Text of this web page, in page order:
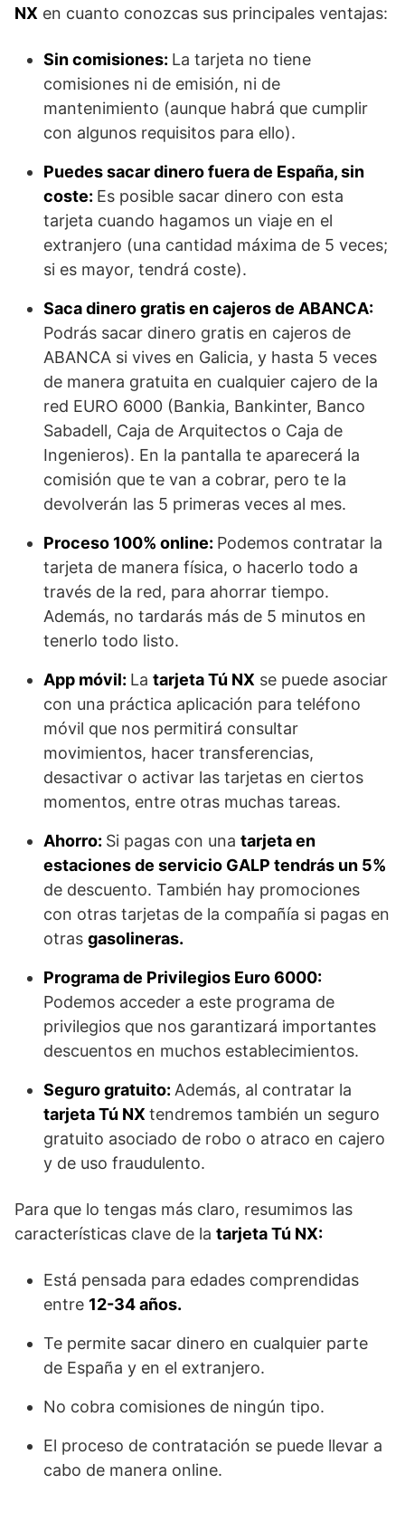
NX en cuanto conozcas sus principales ventajas:
Sin comisiones: La tarjeta no tiene
comisiones ni de emisión, ni de
mantenimiento (aunque habrá que cumplir
con algunos requisitos para ello).
Puedes sacar dinero fuera de España, sin
coste: Es posible sacar dinero con esta
tarjeta cuando hagamos un viaje en el
extranjero (una cantidad máxima de 5 veces;
si es mayor, tendrá coste).
Saca dinero gratis en cajeros de ABANCA:
Podrás sacar dinero gratis en cajeros de
ABANCA si vives en Galicia, y hasta 5 veces
de manera gratuita en cualquier cajero de la
red EURO 6000 (Bankia, Bankinter, Banco
Sabadell, Caja de Arquitectos o Caja de
Ingenieros). En la pantalla te aparecerá la
comisión que te van a cobrar, pero te la
devolverán las 5 primeras veces al mes.
Proceso 100% online: Podemos contratar la
tarjeta de manera física, o hacerlo todo a
través de la red, para ahorrar tiempo.
Además, no tardarás más de 5 minutos en
tenerlo todo listo.
App móvil: La tarjeta Tú NX se puede asociar
con una práctica aplicación para teléfono
móvil que nos permitirá consultar
movimientos, hacer transferencias,
desactivar o activar las tarjetas en ciertos
momentos, entre otras muchas tareas.
Ahorro: Si pagas con una tarjeta en
estaciones de servicio GALP tendrás un 5%
de descuento. También hay promociones
con otras tarjetas de la compañía si pagas en
otras gasolineras.
Programa de Privilegios Euro 6000:
Podemos acceder a este programa de
privilegios que nos garantizará importantes
descuentos en muchos establecimientos.
Seguro gratuito: Además, al contratar la
tarjeta Tú NX tendremos también un seguro
gratuito asociado de robo o atraco en cajero
y de uso fraudulento.
Para que lo tengas más claro, resumimos las
características clave de la tarjeta Tú NX:
Está pensada para edades comprendidas
entre 12-34 años.
Te permite sacar dinero en cualquier parte
de España y en el extranjero.
No cobra comisiones de ningún tipo.
El proceso de contratación se puede llevar a
cabo de manera online.